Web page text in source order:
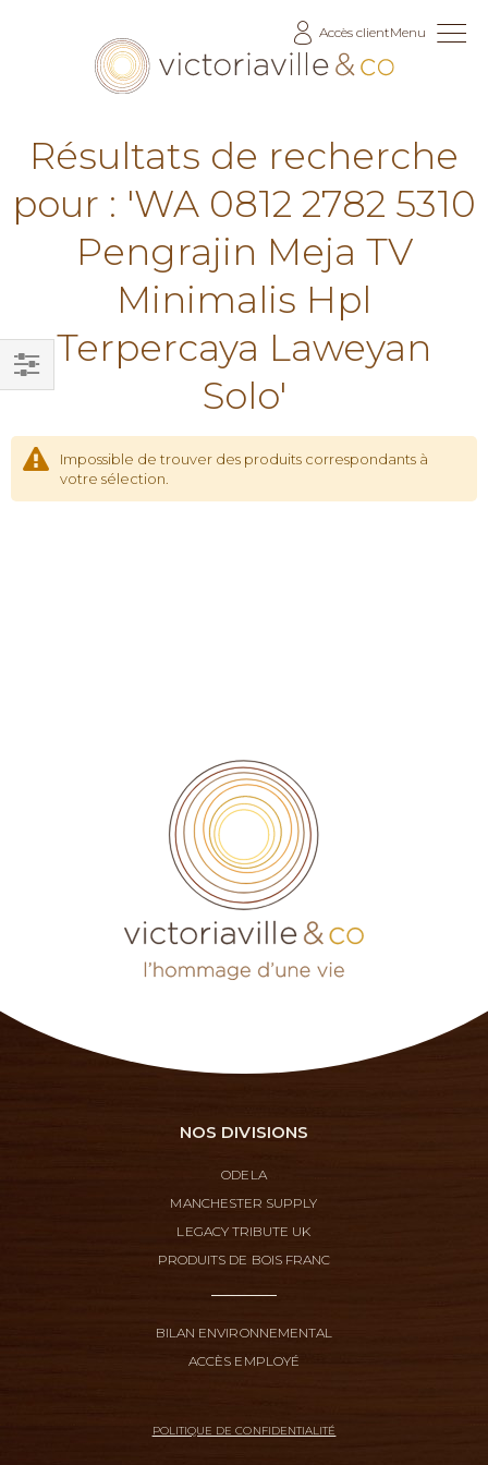
Accès clientMenu
Résultats de recherche
pour : 'WA 0812 2782 5310
Pengrajin Meja TV
Minimalis Hpl
Terpercaya Laweyan
Solo'
Impossible de trouver des produits correspondants à
votre sélection.
Filtrer
NOS DIVISIONS
ODELA
MANCHESTER SUPPLY
LEGACY TRIBUTE UK
PRODUITS DE BOIS FRANC
BILAN ENVIRONNEMENTAL
ACCÈS EMPLOYÉ
POLITIQUE DE CONFIDENTIALITÉ